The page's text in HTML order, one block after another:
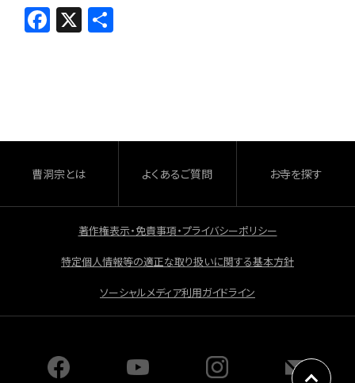
F
a
o
o
k
X 共
曹洞宗とは よくあるご質問 お寺を探す
著作権表示・免責事項・プライバシーポリシー
特定個人情報等の適正な取り扱いに関する基本方針
ソーシャルメディア利用ガイドライン